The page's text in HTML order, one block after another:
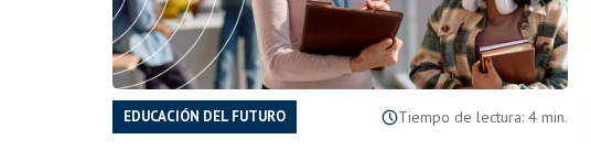
EDUCACIÓN DEL FUTURO Tiempo de lectura: 4 min.